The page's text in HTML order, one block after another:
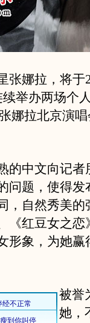
娜拉，将于
举办两场个
娜拉北京演
中文向记者
问题，使得发
，自然秀美的
《红豆女之恋
形象，为她赢
被誉
她，